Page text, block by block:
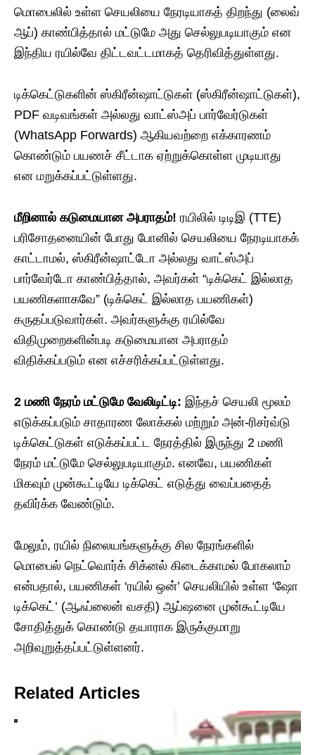
மொபைலில் உள்ள செயலியை நேரடியாகத் திறந்து (லைவ்
ஆப்) காண்பித்தால் மட்டுமே அது செல்லுபடியாகும் என
இந்திய ரயில்வே திட்டவட்டமாகத் தெரிவித்துள்ளது.
டிக்கெட்டுகளின் ஸ்கிரீன்ஷாட்டுகள் (ஸ்கிரீன்ஷாட்டுகள்),
PDF வடிவங்கள் அல்லது வாட்ஸ்அப் பார்வேர்டுகள்
(WhatsApp Forwards) ஆகியவற்றை எக்காரணம்
கொண்டும் பயணச் சீட்டாக ஏற்றுக்கொள்ள முடியாது
என மறுக்கப்பட்டுள்ளது.
மீறினால் கடுமையான அபராதம்! ரயிலில் டிடிஇ (TTE)
பரிசோதனையின் போது போனில் செயலியை நேரடியாகக்
காட்டாமல், ஸ்கிரீன்ஷாட்டோ அல்லது வாட்ஸ்அப்
பார்வேர்டோ காண்பித்தால், அவர்கள் “டிக்கெட் இல்லாத
பயணிகளாகவே” (டிக்கெட் இல்லாத பயணிகள்)
கருதப்படுவார்கள். அவர்களுக்கு ரயில்வே
விதிமுறைகளின்படி கடுமையான அபராதம்
விதிக்கப்படும் என எச்சரிக்கப்பட்டுள்ளது.
2 மணி நேரம் மட்டுமே வேலிடிட்டி: இந்தச் செயலி மூலம்
எடுக்கப்படும் சாதாரண லோக்கல் மற்றும் அன்-ரிசர்வ்டு
டிக்கெட்டுகள் எடுக்கப்பட்ட நேரத்தில் இருந்து 2 மணி
நேரம் மட்டுமே செல்லுபடியாகும். எனவே, பயணிகள்
மிகவும் முன்கூட்டியே டிக்கெட் எடுத்து வைப்பதைத்
தவிர்க்க வேண்டும்.
மேலும், ரயில் நிலையங்களுக்கு சில நேரங்களில்
மொபைல் நெட்வொர்க் சிக்னல் கிடைக்காமல் போகலாம்
என்பதால், பயணிகள் ‘ரயில் ஒன்’ செயலியில் உள்ள ‘ஷோ
டிக்கெட்’ (ஆஃப்லைன் வசதி) ஆப்ஷனை முன்கூட்டியே
சோதித்துக் கொண்டு தயாராக இருக்குமாறு
அறிவுறுத்தப்பட்டுள்ளனர்.
Related Articles